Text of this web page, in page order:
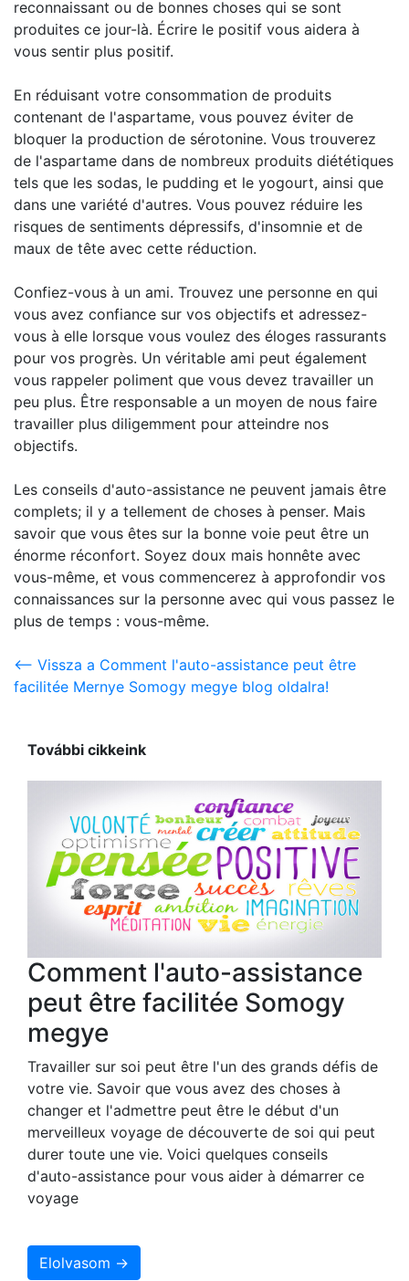
reconnaissant ou de bonnes choses qui se sont
produites ce jour-là. Écrire le positif vous aidera à
vous sentir plus positif.
En réduisant votre consommation de produits
contenant de l'aspartame, vous pouvez éviter de
bloquer la production de sérotonine. Vous trouverez
de l'aspartame dans de nombreux produits diététiques
tels que les sodas, le pudding et le yogourt, ainsi que
dans une variété d'autres. Vous pouvez réduire les
risques de sentiments dépressifs, d'insomnie et de
maux de tête avec cette réduction.
Confiez-vous à un ami. Trouvez une personne en qui
vous avez confiance sur vos objectifs et adressez-
vous à elle lorsque vous voulez des éloges rassurants
pour vos progrès. Un véritable ami peut également
vous rappeler poliment que vous devez travailler un
peu plus. Être responsable a un moyen de nous faire
travailler plus diligemment pour atteindre nos
objectifs.
Les conseils d'auto-assistance ne peuvent jamais être
complets; il y a tellement de choses à penser. Mais
savoir que vous êtes sur la bonne voie peut être un
énorme réconfort. Soyez doux mais honnête avec
vous-même, et vous commencerez à approfondir vos
connaissances sur la personne avec qui vous passez le
plus de temps : vous-même.
<-- Vissza a Comment l'auto-assistance peut être
facilitée Mernye Somogy megye blog oldalra!
További cikkeink
Comment l'auto-assistance
peut être facilitée Somogy
megye
Travailler sur soi peut être l'un des grands défis de
votre vie. Savoir que vous avez des choses à
changer et l'admettre peut être le début d'un
merveilleux voyage de découverte de soi qui peut
durer toute une vie. Voici quelques conseils
d'auto-assistance pour vous aider à démarrer ce
voyage
Elolvasom →